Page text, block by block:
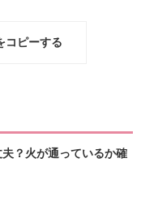
コピーする
？火が通っているか確